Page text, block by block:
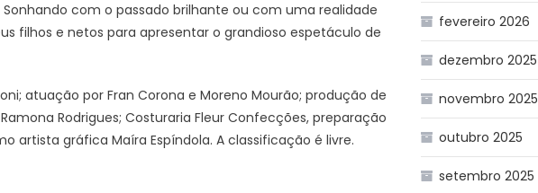
com o passado brilhante ou com uma realidade
filhos e netos para apresentar o grandioso espetáculo de
atuação por Fran Corona e Moreno Mourão; produção de
Rodrigues; Costuraria Fleur Confecções, preparação
artista gráfica Maíra Espíndola. A classificação é livre.
fevereiro 2026
dezembro 2025
novembro 2025
outubro 2025
setembro 2025